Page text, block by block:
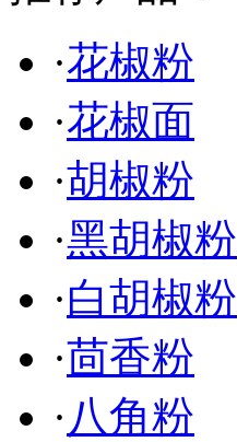
·花椒粉
·花椒面
·胡椒粉
·黑胡椒粉
·白胡椒粉
·茴香粉
· 八角粉